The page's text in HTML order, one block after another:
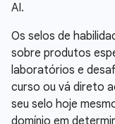
AI.
Os selos de
sobre produtos
laboratórios e
curso ou vá direto
seu selo hoje
domínio em